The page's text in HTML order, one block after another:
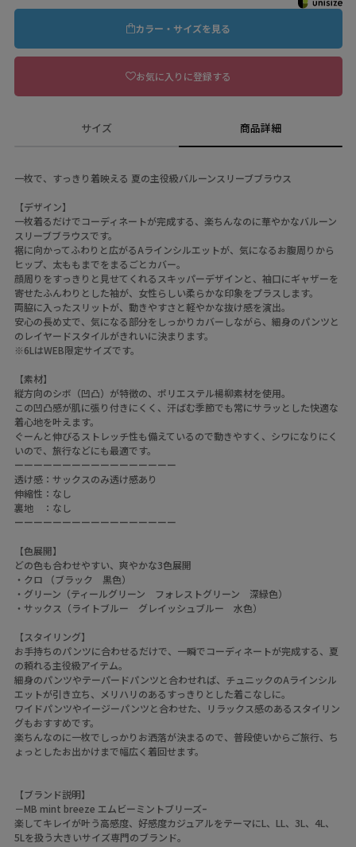
カラー・サイズを見る
お気に入りに登録する
サイズ 商品詳細
一枚で、すっきり着映える 夏の主役級バルーンスリーブブラウス
【デザイン】
一枚着るだけでコーディネートが完成する、楽ちんなのに華やかなバルーン
スリーブブラウスです。
裾に向かってふわりと広がるAラインシルエットが、気になるお腹周りから
ヒップ、太ももまでをまるごとカバー。
顔周りをすっきりと見せてくれるスキッパーデザインと、袖口にギャザーを
寄せたふんわりとした袖が、女性らしい柔らかな印象をプラスします。
両脇に入ったスリットが、動きやすさと軽やかな抜け感を演出。
安心の長め丈で、気になる部分をしっかりカバーしながら、細身のパンツと
のレイヤードスタイルがきれいに決まります。
※6LはWEB限定サイズです。
【素材】
縦方向のシボ（凹凸）が特徴の、ポリエステル楊柳素材を使用。
この凹凸感が肌に張り付きにくく、汗ばむ季節でも常にサラッとした快適な
着心地を叶えます。
ぐーんと伸びるストレッチ性も備えているので動きやすく、シワになりにく
いので、旅行などにも最適です。
ーーーーーーーーーーーーーーーーー
透け感：サックスのみ透け感あり
伸縮性：なし
裏地 ：なし
ーーーーーーーーーーーーーーーーー
【色展開】
どの色も合わせやすい、爽やかな3色展開
・クロ （ブラック 黒色）
・グリーン（ティールグリーン フォレストグリーン 深緑色）
・サックス（ライトブルー グレイッシュブルー 水色）
【スタイリング】
お手持ちのパンツに合わせるだけで、一瞬でコーディネートが完成する、夏
の頼れる主役級アイテム。
細身のパンツやテーパードパンツと合わせれば、チュニックのAラインシル
エットが引き立ち、メリハリのあるすっきりとした着こなしに。
ワイドパンツやイージーパンツと合わせた、リラックス感のあるスタイリン
グもおすすめです。
楽ちんなのに一枚でしっかりお洒落が決まるので、普段使いからご旅行、ち
ょっとしたお出かけまで幅広く着回せます。
【ブランド説明】
－MB mint breeze エムビーミントブリーズｰ
楽してキレイが叶う高感度、好感度カジュアルをテーマにL、LL、3L、4L、
5Lを扱う大きいサイズ専門のブランド。